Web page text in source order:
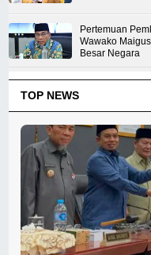
Pertemuan
Wawako
Besar Negara
TOP NEWS